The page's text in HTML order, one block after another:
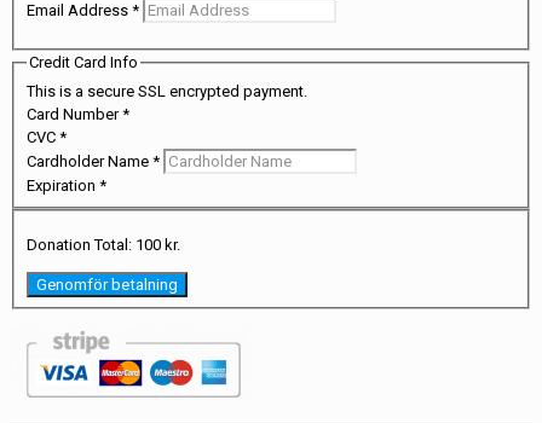
Email Address *
Credit Card Info
This is a secure SSL encrypted payment.
Card Number*
CVC *
Cardholder Name *
Expiration *
Donation Total: 100 kr.